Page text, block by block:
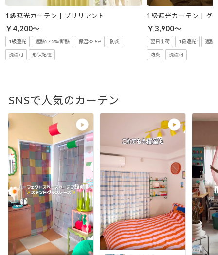
1級遮光カーテン | ブリリアント
￥4,200～
1級遮光 遮熱57.5%/断熱 保温32.8% 防炎
洗濯可 形状記憶
1級遮光カーテン | グ
￥3,900～
翌日出荷 1級遮光 遮熱
防炎 洗濯可
SNSで人気のカーテン